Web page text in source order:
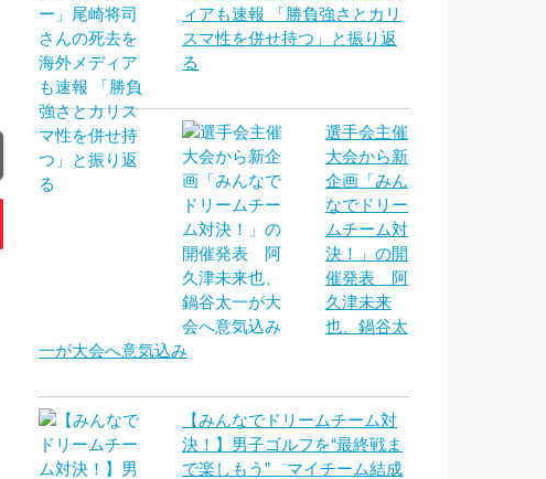
ィアも速報 「勝負強さとカリ
スマ性を併せ持つ」と振り返
る
選手会主催
大会から新
企画「みん
なでドリー
ムチーム対
決！」の開
催発表 阿
久津未来
也、鍋谷太
一が大会へ意気込み
【みんなでドリームチーム対
決！】男子ゴルフを“最終戦ま
で楽しもう” マイチーム結成